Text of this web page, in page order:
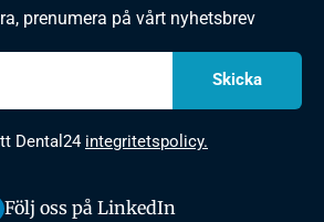
prenumera på vårt nyhetsbrev
Dental24 integritetspolicy.
Följ oss på LinkedIn